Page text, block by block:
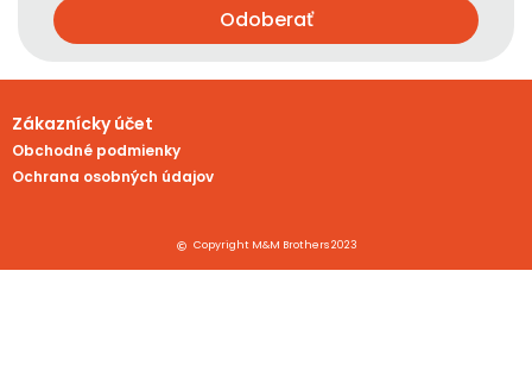
Odoberať
Zákaznícky účet
Obchodné podmienky
Ochrana osobných údajov
Copyright M&M Brothers 2023